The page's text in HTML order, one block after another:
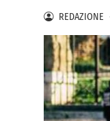
REDAZIONE